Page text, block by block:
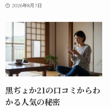
2026年8月7日
黒ぢょか21の口コミからわ
かる人気の秘密